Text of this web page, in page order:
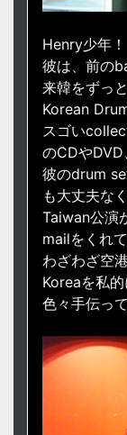
Henry少年！
彼は、前の
来韓をずっ
Korean
スゴい
のCDやDVD
彼のdrum
も大丈夫な
Taiwan公演
mailをくれて
わざわざ空
Koreaを私的
色々手伝っ